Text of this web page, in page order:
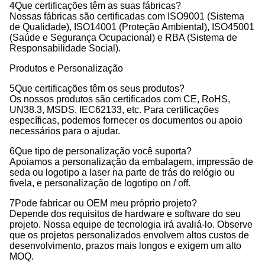
4Que certificações têm as suas fábricas?
Nossas fábricas são certificadas com ISO9001 (Sistema
de Qualidade), ISO14001 (Proteção Ambiental), ISO45001
(Saúde e Segurança Ocupacional) e RBA (Sistema de
Responsabilidade Social).
Produtos e Personalização
5Que certificações têm os seus produtos?
Os nossos produtos são certificados com CE, RoHS,
UN38.3, MSDS, IEC62133, etc. Para certificações
específicas, podemos fornecer os documentos ou apoio
necessários para o ajudar.
6Que tipo de personalização você suporta?
Apoiamos a personalização da embalagem, impressão de
seda ou logotipo a laser na parte de trás do relógio ou
fivela, e personalização de logotipo on / off.
7Pode fabricar ou OEM meu próprio projeto?
Depende dos requisitos de hardware e software do seu
projeto. Nossa equipe de tecnologia irá avaliá-lo. Observe
que os projetos personalizados envolvem altos custos de
desenvolvimento, prazos mais longos e exigem um alto
MOQ.